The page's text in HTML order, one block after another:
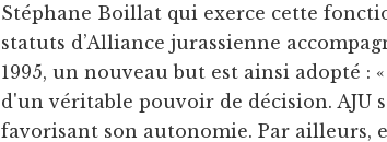
Stéphane Boillat qui exerce cette
statuts d’Alliance jurassienne
1995, un nouveau but est ainsi adopté :
d'un véritable pouvoir de décision. AJU
favorisant son autonomie. Par